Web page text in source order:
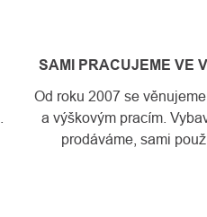
SAMI PRACUJEME VE
Od roku 2007 se
a výškovým pracím.
prodáváme, sami